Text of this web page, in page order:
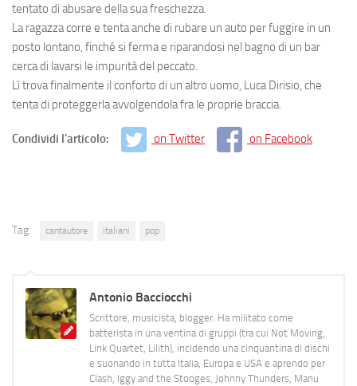
tentato di abusare della sua freschezza.
La ragazza corre e tenta anche di rubare un auto per fuggire in un
posto lontano, finché si ferma e riparandosi nel bagno di un bar
cerca di lavarsi le impurità del peccato.
Lì trova finalmente il conforto di un altro uomo, Luca Dirisio, che
tenta di proteggerla avvolgendola fra le proprie braccia.
Condividi l'articolo: on Twitter on Facebook
Tag: cantautore italiani pop
Antonio Bacciocchi
Scrittore, musicista, blogger. Ha militato come
batterista in una ventina di gruppi (tra cui Not Moving,
Link Quartet, Lilith), incidendo una cinquantina di dischi
e suonando in tutta Italia, Europa e USA e aprendo per
Clash, Iggy and the Stooges, Johnny Thunders, Manu